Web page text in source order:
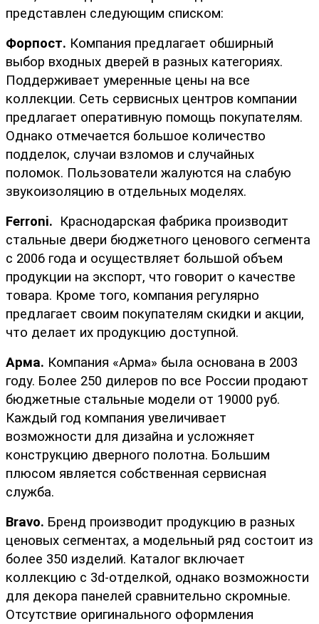
представлен следующим списком:
Форпост. Компания предлагает обширный
выбор входных дверей в разных категориях.
Поддерживает умеренные цены на все
коллекции. Сеть сервисных центров компании
предлагает оперативную помощь покупателям.
Однако отмечается большое количество
подделок, случаи взломов и случайных
поломок. Пользователи жалуются на слабую
звукоизоляцию в отдельных моделях.
Ferroni. Краснодарская фабрика производит
стальные двери бюджетного ценового сегмента
с 2006 года и осуществляет большой объем
продукции на экспорт, что говорит о качестве
товара. Кроме того, компания регулярно
предлагает своим покупателям скидки и акции,
что делает их продукцию доступной.
Арма. Компания «Арма» была основана в 2003
году. Более 250 дилеров по все России продают
бюджетные стальные модели от 19000 руб.
Каждый год компания увеличивает
возможности для дизайна и усложняет
конструкцию дверного полотна. Большим
плюсом является собственная сервисная
служба.
Bravo. Бренд производит продукцию в разных
ценовых сегментах, а модельный ряд состоит из
более 350 изделий. Каталог включает
коллекцию с 3d-отделкой, однако возможности
для декора панелей сравнительно скромные.
Отсутствие оригинального оформления